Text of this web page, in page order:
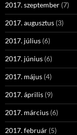
2017. szeptember (7)
2017. augusztus (3)
2017. július (6)
2017. június (6)
2017. május (4)
2017. április (9)
2017. március (6)
2017. február (5)